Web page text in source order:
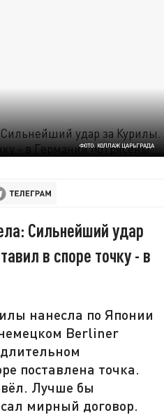
ФОТО: КОЛЛАЖ ЦАРЬГРАДА
Сильнейший удар
в споре точку - в
нанесла по Японии
Berliner
поставлена точка.
Лучше бы
мирный договор.